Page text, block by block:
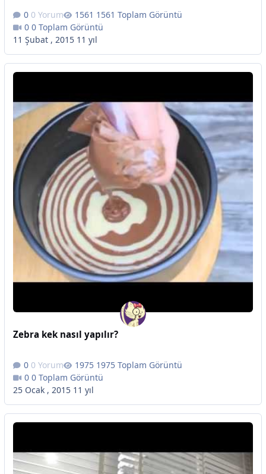
0 Yorum
1561 Toplam Görüntü
0 Toplam Görüntü
11 Şubat , 2015 11 yıl
Zebra kek nasıl yapılır?
0 Yorum
1975 Toplam Görüntü
0 Toplam Görüntü
25 Ocak , 2015 11 yıl